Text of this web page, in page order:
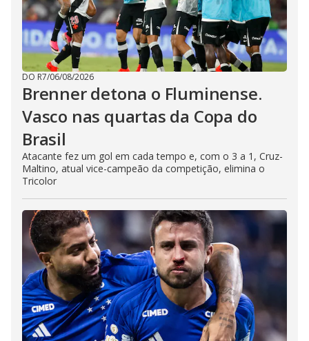
DO R7/06/08/2026
Brenner detona o Fluminense.
Vasco nas quartas da Copa do
Brasil
Atacante fez um gol em cada tempo e, com o 3 a 1, Cruz-
Maltino, atual vice-campeão da competição, elimina o
Tricolor